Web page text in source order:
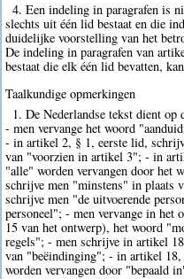
4. Een indeling in paragrafen is
slechts uit één lid bestaat en die
duidelijke voorstelling van het
De indeling in paragrafen van
bestaat die elk één lid bevatten,
Taalkundige opmerkingen
1. De Nederlandse tekst dient op
- men vervange het woord
- in artikel 2, § 1, eerste lid,
van "voorzien in artikel 3"; - in
"alle" worden vervangen door het
schrijve men "minstens" in plaats
schrijve men "de uitvoerende
personeel"; - men vervange in het
15 van het ontwerp), het woord
regels"; - men schrijve in artikel
van "beëindinging"; - in artikel
worden vervangen door "bepaald